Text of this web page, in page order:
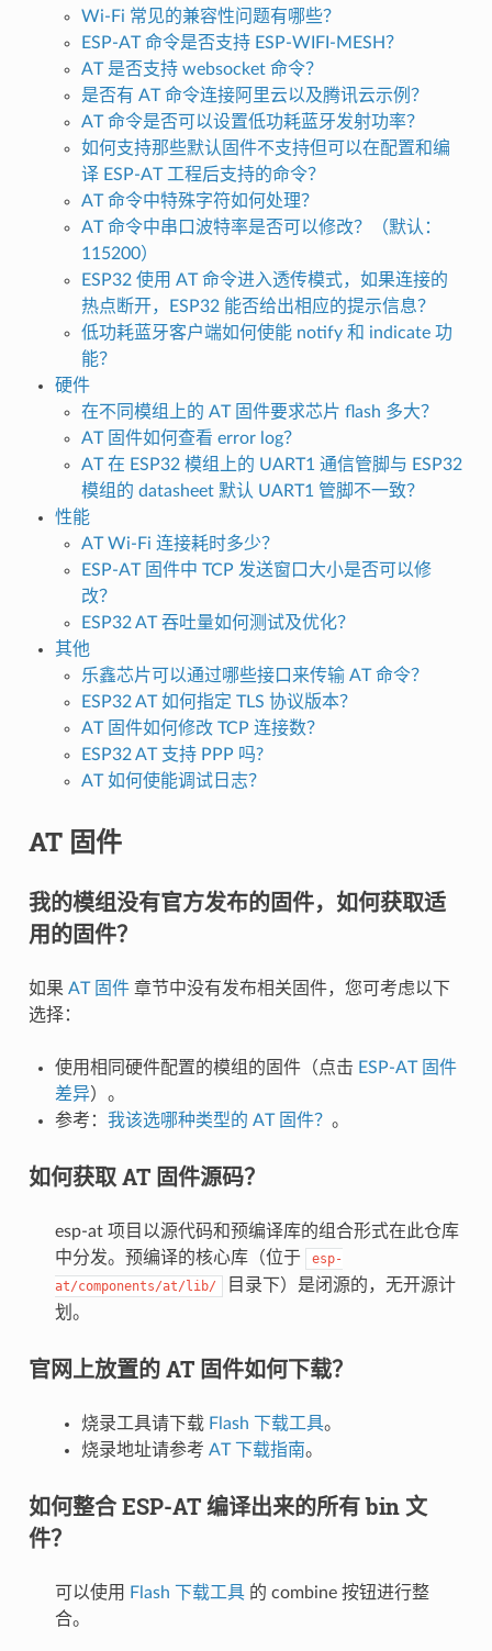
Wi-Fi 常见的兼容性问题有哪些？
ESP-AT 命令是否支持 ESP-WIFI-MESH？
AT 是否支持 websocket 命令？
是否有 AT 命令连接阿里云以及腾讯云示例？
AT 命令是否可以设置低功耗蓝牙发射功率？
如何支持那些默认固件不支持但可以在配置和编
译 ESP-AT 工程后支持的命令？
AT 命令中特殊字符如何处理？
AT 命令中串口波特率是否可以修改？（默认：
115200）
ESP32 使用 AT 命令进入透传模式，如果连接的
热点断开，ESP32 能否给出相应的提示信息？
低功耗蓝牙客户端如何使能 notify 和 indicate 功
能？
硬件
在不同模组上的 AT 固件要求芯片 flash 多大？
AT 固件如何查看 error log？
AT 在 ESP32 模组上的 UART1 通信管脚与 ESP32
模组的 datasheet 默认 UART1 管脚不一致？
性能
AT Wi-Fi 连接耗时多少？
ESP-AT 固件中 TCP 发送窗口大小是否可以修
改？
ESP32 AT 吞吐量如何测试及优化？
其他
乐鑫芯片可以通过哪些接口来传输 AT 命令？
ESP32 AT 如何指定 TLS 协议版本？
AT 固件如何修改 TCP 连接数？
ESP32 AT 支持 PPP 吗?
AT 如何使能调试日志？
AT 固件
我的模组没有官方发布的固件，如何获取适
用的固件？
如果 AT 固件章节中没有发布相关固件，您可考虑以下
选择：
使用相同硬件配置的模组的固件（点击 ESP-AT 固件
差异）。
参考： 我该选哪种类型的 AT 固件？ 。
如何获取 AT 固件源码？
esp-at 项目以源代码和预编译库的组合形式在此仓库
中分发。预编译的核心库（位于
esp-
at/components/at/lib/
目录下）是闭源的，无开源计
划。
官网上放置的 AT 固件如何下载？
烧录工具请下载 Flash 下载工具。
烧录地址请参考 AT 下载指南。
如何整合 ESP-AT 编译出来的所有 bin 文
件？
可以使用 Flash 下载工具的 combine 按钮进行整
合。